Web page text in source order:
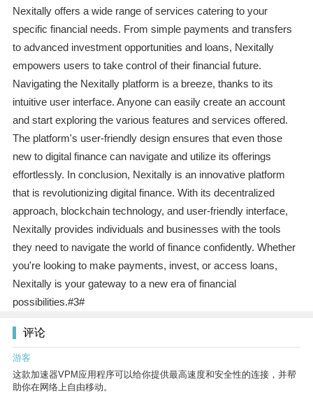
Nexitally offers a wide range of services catering to your
specific financial needs. From simple payments and transfers
to advanced investment opportunities and loans, Nexitally
empowers users to take control of their financial future.
Navigating the Nexitally platform is a breeze, thanks to its
intuitive user interface. Anyone can easily create an account
and start exploring the various features and services offered.
The platform's user-friendly design ensures that even those
new to digital finance can navigate and utilize its offerings
effortlessly. In conclusion, Nexitally is an innovative platform
that is revolutionizing digital finance. With its decentralized
approach, blockchain technology, and user-friendly interface,
Nexitally provides individuals and businesses with the tools
they need to navigate the world of finance confidently. Whether
you're looking to make payments, invest, or access loans,
Nexitally is your gateway to a new era of financial
possibilities.#3#
评论
游客
这款加速器VPM应用程序可以给你提供最高速度和安全性的连接，并帮
助你在网络上自由移动。